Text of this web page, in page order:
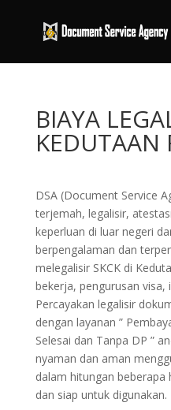
BIAYA
KEDUTAAN
DSA (Document Service
terjemah, legalisir,
keperluan di luar negeri
berpengalaman dan
melegalisir SKCK di
bekerja, pengurusan visa,
Percayakan legalisir
dengan layanan ”
Selesai dan Tanpa DP ”
nyaman dan aman
dalam hitungan beberapa
dan siap untuk digunakan.